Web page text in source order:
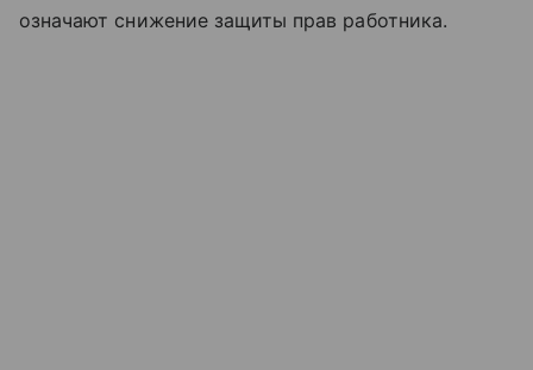
означают снижение защиты прав работника.